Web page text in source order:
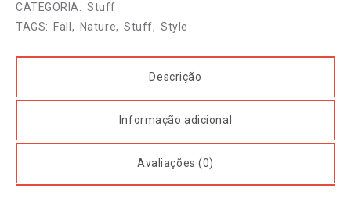
CATEGORIA: Stuff
TAGS:
Fall , Nature, Stuff, Style
Descrição
Informação adicional
Avaliações (0)